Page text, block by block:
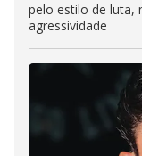
pelo estilo de luta,
agressividade